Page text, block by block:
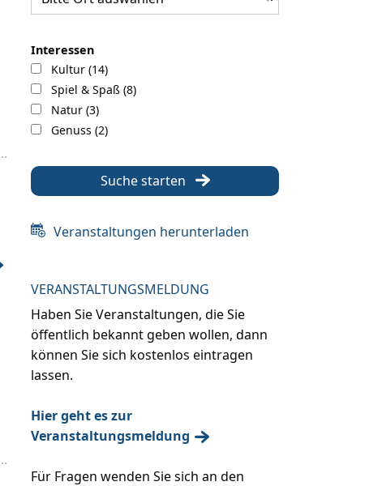
Interessen
Kultur (14)
Spiel & Spaß (8)
Natur (3)
Genuss (2)
Suche starten
Veranstaltungen herunterladen
VERANSTALTUNGSMELDUNG
Haben Sie Veranstaltungen, die Sie
öffentlich bekannt geben wollen, dann
können Sie sich kostenlos eintragen
lassen.
Hier geht es zur
Veranstaltungsmeldung
Für Fragen wenden Sie sich an den